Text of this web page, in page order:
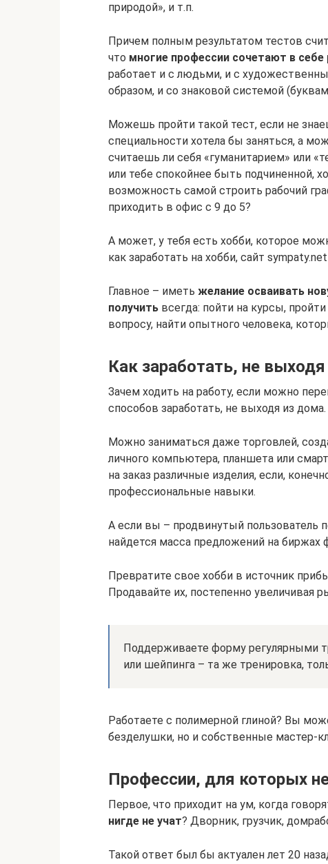
природой», и т.п.
Причем полным результатом тестов
что многие профессии сочетают в
работает и с людьми, и с
образом, и со знаковой системой
Можешь пройти такой тест, если не
специальности хотела бы заняться, а
считаешь ли себя «гуманитарием» или
или тебе спокойнее быть подчиненной,
возможность самой строить рабочий
приходить в офис с 9 до 5?
А может, у тебя есть хобби, которое
как заработать на хобби, сайт
Главное – иметь желание осваивать
получить всегда: пойти на курсы,
вопросу, найти опытного человека,
Как заработать, не
Зачем ходить на работу, если можно
способов заработать, не выходя из дома.
Можно заниматься даже торговлей,
личного компьютера, планшета или
на заказ различные изделия, если,
профессиональные навыки.
А если вы – продвинутый пользователь
найдется масса предложений на биржах
Превратите свое хобби в источник
Продавайте их, постепенно увеличивая
Поддерживаете форму регулярными
или шейпинга – та же тренировка,
Работаете с полимерной глиной? Вы
безделушки, но и собственные мастер-
Профессии, для которых
Первое, что приходит на ум, когда
нигде не учат? Дворник, грузчик,
Такой ответ был бы актуален лет 20